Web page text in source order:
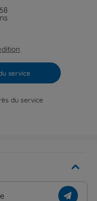
service
du service